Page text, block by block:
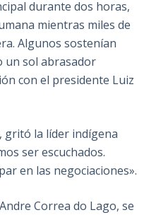
durante dos horas,
mientras miles de
Algunos sostenían
un sol abrasador
con el presidente Luiz
gritó la líder indígena
ser escuchados.
en las negociaciones».
Correa do Lago, se